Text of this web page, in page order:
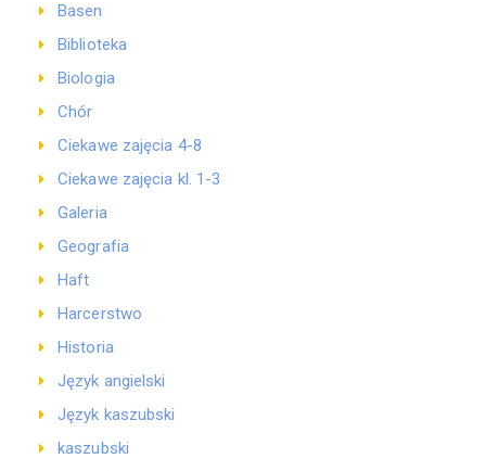
Basen
Biblioteka
Biologia
Chór
Ciekawe zajęcia 4-8
Ciekawe zajęcia kl. 1-3
Galeria
Geografia
Haft
Harcerstwo
Historia
Język angielski
Język kaszubski
kaszubski